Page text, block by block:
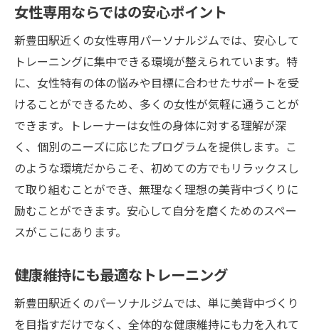
女性専用ならではの安心ポイント
新豊田駅近くの女性専用パーソナルジムでは、安心して
トレーニングに集中できる環境が整えられています。特
に、女性特有の体の悩みや目標に合わせたサポートを受
けることができるため、多くの女性が気軽に通うことが
できます。トレーナーは女性の身体に対する理解が深
く、個別のニーズに応じたプログラムを提供します。こ
のような環境だからこそ、初めての方でもリラックスし
て取り組むことができ、無理なく理想の美背中づくりに
励むことができます。安心して自分を磨くためのスペー
スがここにあります。
健康維持にも最適なトレーニング
新豊田駅近くのパーソナルジムでは、単に美背中づくり
を目指すだけでなく、全体的な健康維持にも力を入れて